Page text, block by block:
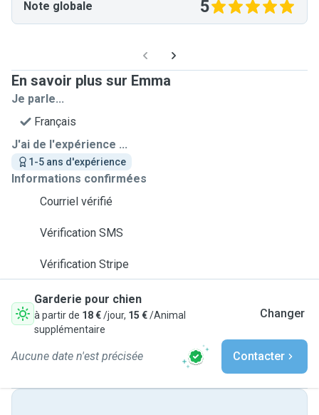
Note globale 5
En savoir plus sur Emma
Je parle...
Français
J'ai de l'expérience ...
1-5 ans d'expérience
Informations confirmées
Courriel vérifié
Vérification SMS
Vérification Stripe
Garderie pour chien
à partir de 18 €/jour, 15 €/Animal
supplémentaire
Changer
Aucune date n'est précisée Contacter